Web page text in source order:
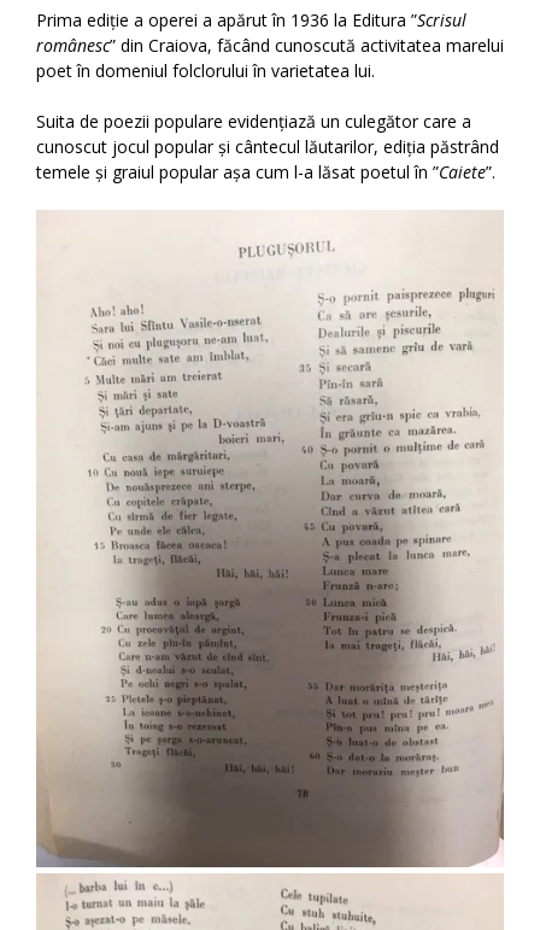
Prima ediție a operei a apărut în 1936 la Editura ”Scrisul
românesc” din Craiova, făcând cunoscută activitatea marelui
poet în domeniul folclorului în varietatea lui.
Suita de poezii populare evidențiază un culegător care a
cunoscut jocul popular și cântecul lăutarilor, ediția păstrând
temele și graiul popular așa cum l-a lăsat poetul în ”Caiete”.